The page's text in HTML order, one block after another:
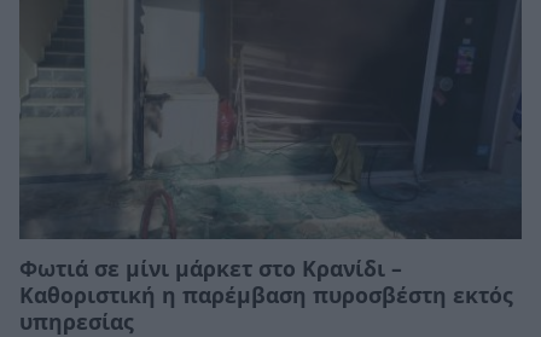
Φωτιά σε μίνι μάρκετ στο Κρανίδι –
Καθοριστική η παρέμβαση πυροσβέστη εκτός
υπηρεσίας